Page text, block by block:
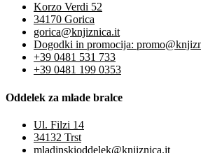
Korzo Verdi 52
34170 Gorica
gorica@knjiznica.it
Dogodki in promocija:
+39 0481 531 733
+39 0481 199 0353
Oddelek za mlade bralce
Ul. Filzi 14
34132 Trst
mladinskioddelek@knjiznica.it